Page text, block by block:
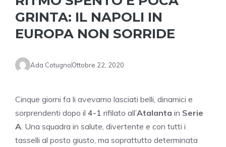
GRINTA: IL NAPOLI IN
EUROPA NON SORRIDE
Ada CotugnoOttobre 22, 2020
Cinque giorni fa li avevamo lasciati belli, dinamici e
sorprendenti dopo il 4-1 rifilato all’Atalanta in Serie
A. Una squadra in salute, divertente e con tutti i
tasselli al posto giusto, ma soprattutto determinata